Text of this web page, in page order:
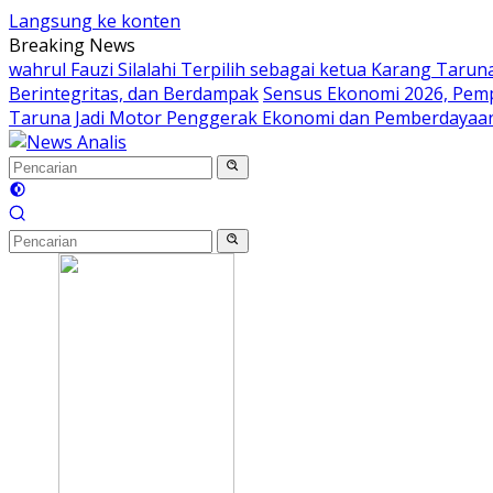
Langsung ke konten
Breaking News
wahrul Fauzi Silalahi Terpilih sebagai ketua Karang
Berintegritas, dan BerdampakSensus Ekonomi 2026,
Taruna Jadi Motor Penggerak Ekonomi dan